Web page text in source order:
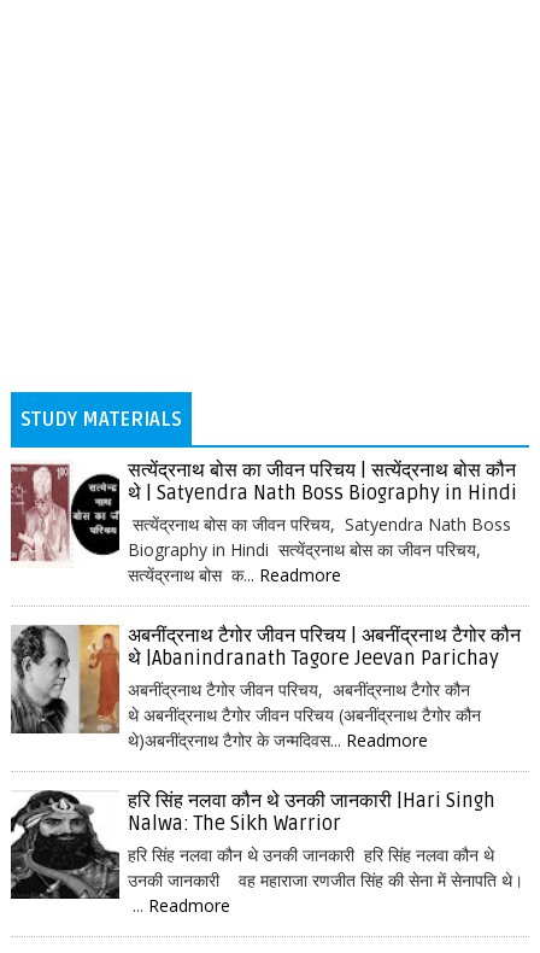
STUDY MATERIALS
सत्येंद्रनाथ बोस का जीवन परिचय | सत्येंद्रनाथ बोस कौन
थे | Satyendra Nath Boss Biography in Hindi
सत्येंद्रनाथ बोस का जीवन परिचय, Satyendra Nath Boss
Biography in Hindi सत्येंद्रनाथ बोस का जीवन परिचय,
सत्येंद्रनाथ बोस क... Readmore
अबनींद्रनाथ टैगोर जीवन परिचय | अबनींद्रनाथ टैगोर कौन
थे |Abanindranath Tagore Jeevan Parichay
अबनींद्रनाथ टैगोर जीवन परिचय, अबनींद्रनाथ टैगोर कौन
थे अबनींद्रनाथ टैगोर जीवन परिचय (अबनींद्रनाथ टैगोर कौन
थे)अबनींद्रनाथ टैगोर के जन्मदिवस... Readmore
हरि सिंह नलवा कौन थे उनकी जानकारी |Hari Singh
Nalwa: The Sikh Warrior
हरि सिंह नलवा कौन थे उनकी जानकारी हरि सिंह नलवा कौन थे
उनकी जानकारी वह महाराजा रणजीत सिंह की सेना में सेनापति थे।
... Readmore